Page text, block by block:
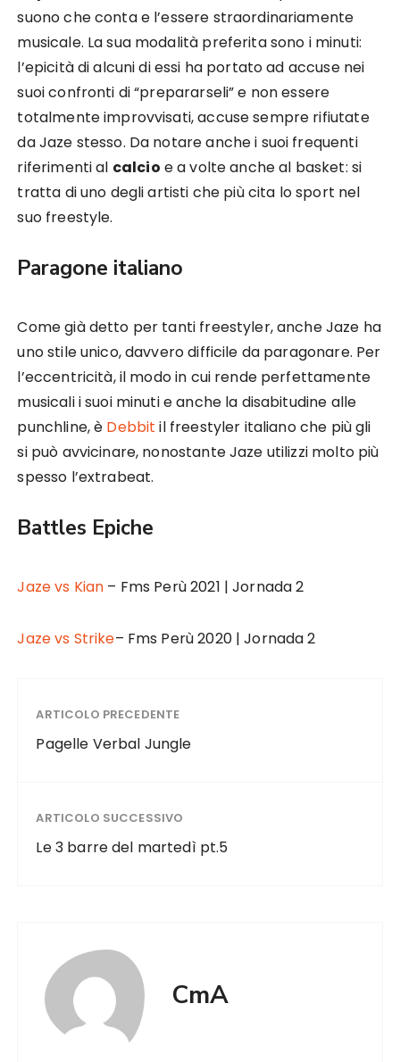
suono che conta e l’essere straordinariamente
musicale. La sua modalità preferita sono i minuti:
l’epicità di alcuni di essi ha portato ad accuse nei
suoi confronti di “prepararseli” e non essere
totalmente improvvisati, accuse sempre rifiutate
da Jaze stesso. Da notare anche i suoi frequenti
riferimenti al calcio e a volte anche al basket: si
tratta di uno degli artisti che più cita lo sport nel
suo freestyle.
Paragone italiano
Come già detto per tanti freestyler, anche Jaze ha
uno stile unico, davvero difficile da paragonare. Per
l’eccentricità, il modo in cui rende perfettamente
musicali i suoi minuti e anche la disabitudine alle
punchline, è Debbit il freestyler italiano che più gli
si può avvicinare, nonostante Jaze utilizzi molto più
spesso l’extrabeat.
Battles Epiche
Jaze vs Kian – Fms Perù 2021 | Jornada 2
Jaze vs Strike– Fms Perù 2020 | Jornada 2
ARTICOLO PRECEDENTE
Pagelle Verbal Jungle
ARTICOLO SUCCESSIVO
Le 3 barre del martedì pt.5
CmA